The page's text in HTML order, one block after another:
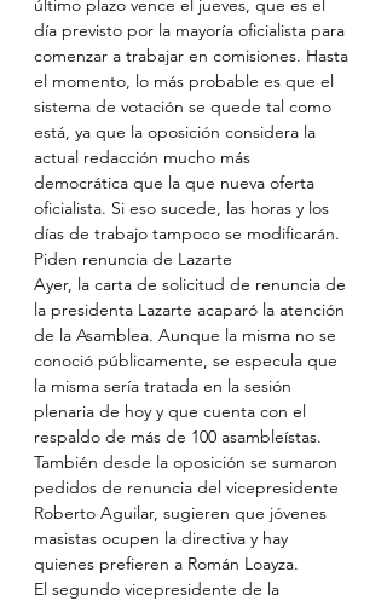
último plazo vence el jueves, que es el
día previsto por la mayoría oficialista para
comenzar a trabajar en comisiones. Hasta
el momento, lo más probable es que el
sistema de votación se quede tal como
está, ya que la oposición considera la
actual redacción mucho más
democrática que la que nueva oferta
oficialista. Si eso sucede, las horas y los
días de trabajo tampoco se modificarán.
Piden renuncia de Lazarte
Ayer, la carta de solicitud de renuncia de
la presidenta Lazarte acaparó la atención
de la Asamblea. Aunque la misma no se
conoció públicamente, se especula que
la misma sería tratada en la sesión
plenaria de hoy y que cuenta con el
respaldo de más de 100 asambleístas.
También desde la oposición se sumaron
pedidos de renuncia del vicepresidente
Roberto Aguilar, sugieren que jóvenes
masistas ocupen la directiva y hay
quienes prefieren a Román Loayza.
El segundo vicepresidente de la